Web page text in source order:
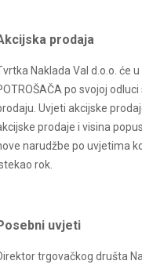
prodaja
Naklada Val d.o.o. će
po svojoj
Uvjeti akcijske
prodaje i visina
narudžbe po uvjetima
rok.
uvjeti
trgovačkog društa